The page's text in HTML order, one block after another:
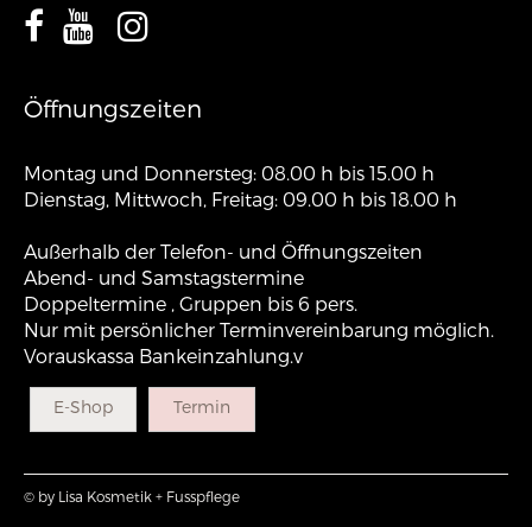
Öffnungszeiten
Montag und Donnersteg: 08.00 h bis 15.00 h
Dienstag, Mittwoch, Freitag: 09.00 h bis 18.00 h
Außerhalb der Telefon- und Öffnungszeiten
Abend- und Samstagstermine
Doppeltermine , Gruppen bis 6 pers.
Nur mit persönlicher Terminvereinbarung möglich.
Vorauskassa Bankeinzahlung.v
E-Shop Termin
© by Lisa Kosmetik + Fusspflege